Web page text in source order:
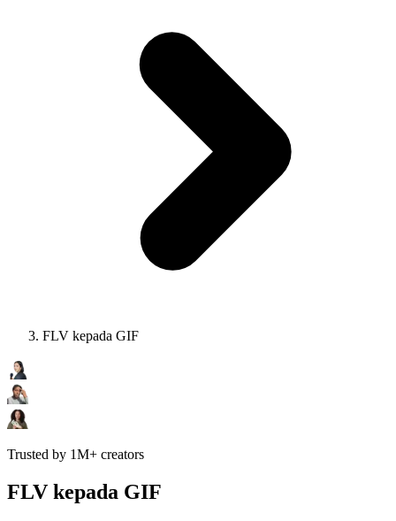
FLV kepada GIF
Trusted by 1M+ creators
FLV kepada GIF